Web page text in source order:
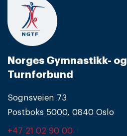
Norges Gymnastikk- og
Turnforbund
Sognsveien 73
Postboks 5000, 0840 Oslo
+47 21 02 90 00